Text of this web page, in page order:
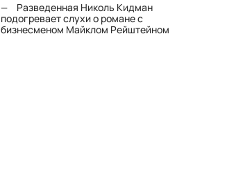
Разведенная Николь Кидман
подогревает слухи о романе с
бизнесменом Майклом Рейштейном